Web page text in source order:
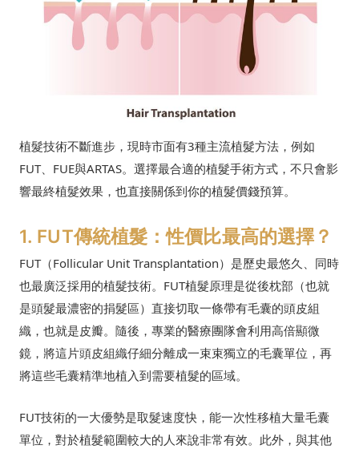
植髮技術不斷進步，現時市面有3種主流植髮方法，例如
FUT、FUE與ARTAS。選擇最合適的植髮手術方式，不只會影
響最終植髮效果，也直接關係到你的植髮價錢預算。
1. FUT傳統植髮：性價比最高的選擇？
FUT（Follicular Unit Transplantation）是歷史最悠久、同時
也最廣泛採用的植髮技術。FUT植髮原理是從後枕部（也就
是頭髮最濃密的捐髮區）直接切取一條帶有毛囊的頭皮組
織，也就是皮瓣。隨後，專業的醫療團隊會利用高倍顯微
鏡，將這片頭皮組織仔細分離成一束束獨立的毛囊單位，再
將這些毛囊精準地植入到需要植髮的區域。
FUT技術的一大優勢是取髮速度快，能一次性移植大量毛囊
單位，對於植髮範圍較大的人來說非常有效。此外，與其他